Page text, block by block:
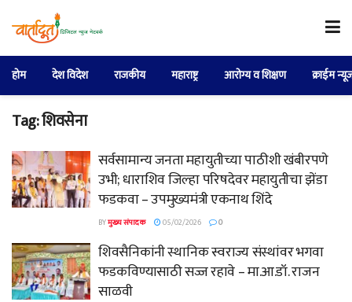
होम देश विदेश राजकीय महाराष्ट्र आरोग्य व शिक्षण क्राईम
Tag:शिवसेना
सर्वसामान्य जनता महायुतीच्या पाठीशी खंबीरपणे
उभी; धाराशिव जिल्हा परिषदेवर महायुतीचा झेंडा
फडकवा – उपमुख्यमंत्री एकनाथ शिंदे
BYमुख्य संपादक 05/02/2026 0
शिवसैनिकांनी स्थानिक स्वराज्य संस्थांवर भगवा
फडकविण्यासाठी सज्ज रहावे – मा.आ.डॉ. राजन
साळवी